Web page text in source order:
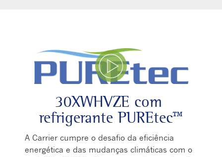
Play Video
30XWHVZE com
refrigerante PUREtec™
A Carrier cumpre o desafio da eficiência
energética e das mudanças climáticas com o